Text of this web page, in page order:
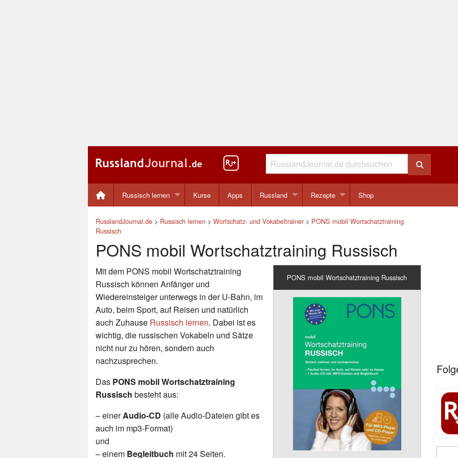
Russisch lernen Kurse Apps Russland Rezepte Shop
RusslandJournal.de > Russisch lernen > Wortschatz- und Vokabeltrainer > PONS mobil Wortschatztraining
Russisch
PONS mobil Wortschatztraining Russisch
PONS mobil Wortschatztraining Russisch
Mit dem PONS mobil Wortschatztraining
Russisch können Anfänger und
Wiedereinsteiger unterwegs in der U-Bahn, im
Auto, beim Sport, auf Reisen und natürlich
auch Zuhause Russisch lernen. Dabei ist es
wichtig, die russischen Vokabeln und Sätze
nicht nur zu hören, sondern auch
nachzusprechen.
Das PONS mobil Wortschatztraining
Russisch besteht aus:
– einerAudio-CD (alle Audio-Dateien gibt es
auch im mp3-Format)
und
– einem Begleitbuch mit 24 Seiten.